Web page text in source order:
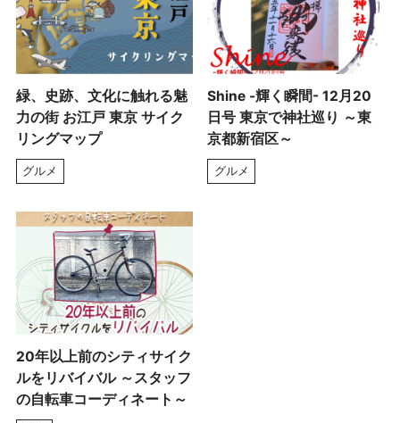
緑、史跡、文化に触れる魅
力の街 お江戸 東京 サイク
リングマップ
グルメ
Shine -輝く瞬間- 12月20
日号 東京で神社巡り ～東
京都新宿区～
グルメ
20年以上前のシティサイク
ルをリバイバル ～スタッフ
の自転車コーディネート～